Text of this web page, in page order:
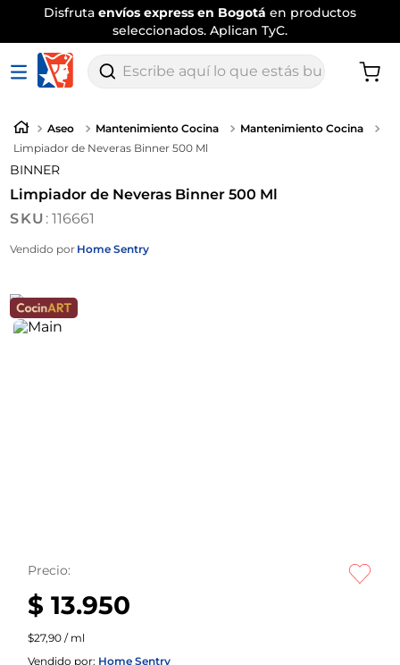
Disfruta envíos express en Bogotá en productos
seleccionados. Aplican TyC.
Escribe aquí lo que estás buscando
Aseo Mantenimiento Cocina
Mantenimiento Cocina
Limpiador de Neveras Binner 500 Ml
BINNER
Limpiador de Neveras Binner 500 Ml
:116661
Vendido por Home Sentry
Precio:
$ 13.950
$27,90 / ml
Vendido por: Home Sentry